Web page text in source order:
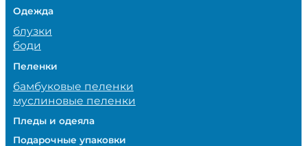
Одежда
блузки
боди
Пеленки
бамбуковые пеленки
муслиновые пеленки
Пледы и одеяла
Подарочные упаковки